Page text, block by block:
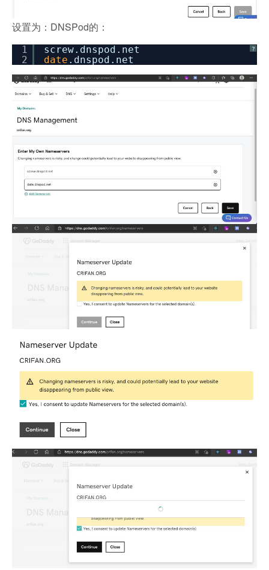
设置为：DNSPod的：
?
1
2
screw.dnspod.net
date .dnspod.net